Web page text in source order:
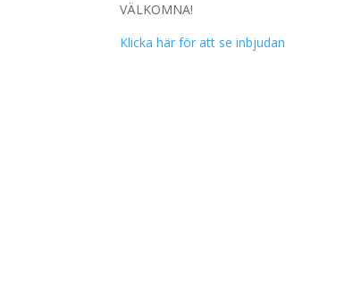
VÄLKOMNA!
Klicka här för att se inbjudan